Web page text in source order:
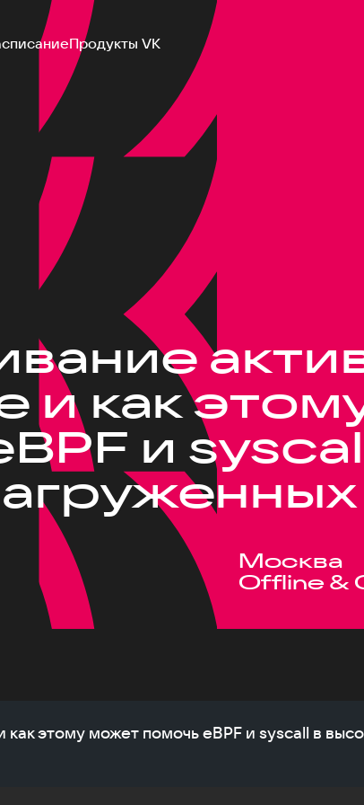
Продукты VK
и как
и
Москва
Offline &
этому может помочь eBPF и syscall в